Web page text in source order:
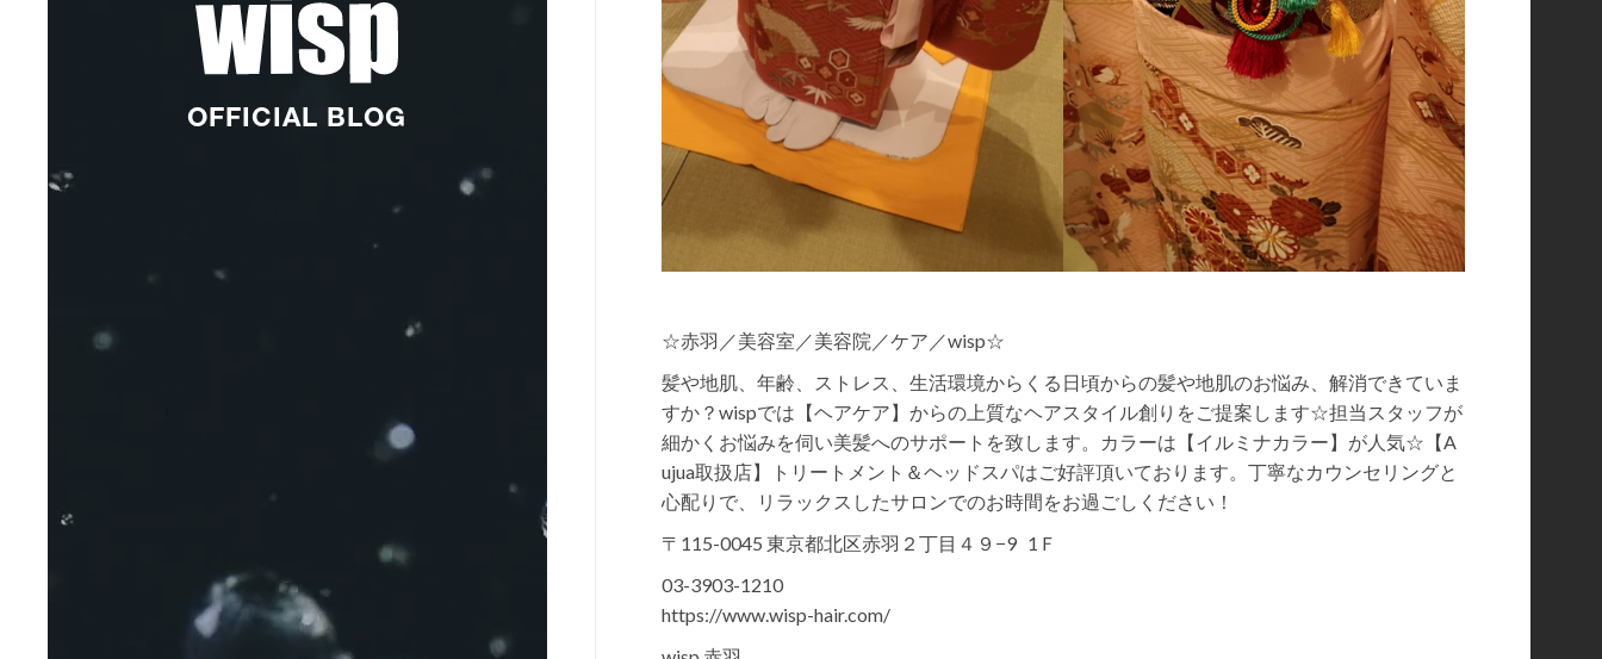
OFFICIAL BLOG
☆赤羽／美容室／美容院／ケア／wisp☆
髪や地肌、年齢、ストレス、生活環境からくる日頃からの髪や地肌のお悩み、解消できていま
すか？wispでは【ヘアケア】からの上質なヘアスタイル創りをご提案します☆担当スタッフが
細かくお悩みを伺い美髪へのサポートを致します。カラーは【イルミナカラー】が人気☆【A
ujua取扱店】トリートメント＆ヘッドスパはご好評頂いております。丁寧なカウンセリングと
心配りで、リラックスしたサロンでのお時間をお過ごしください！
〒115-0045 東京都北区赤羽２丁目４９−9 1Ｆ
03-3903-1210
https://www.wisp-hair.com/